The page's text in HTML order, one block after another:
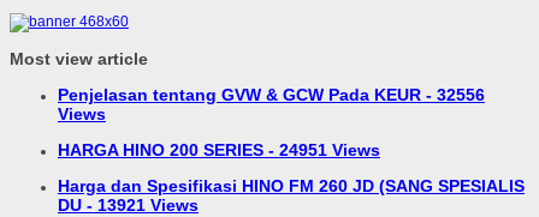
Most view article
Penjelasan tentang GVW & GCW Pada KEUR - 32556
Views
HARGA HINO 200 SERIES - 24951 Views
Harga dan Spesifikasi HINO FM 260 JD (SANG SPESIALIS
DU - 13921 Views